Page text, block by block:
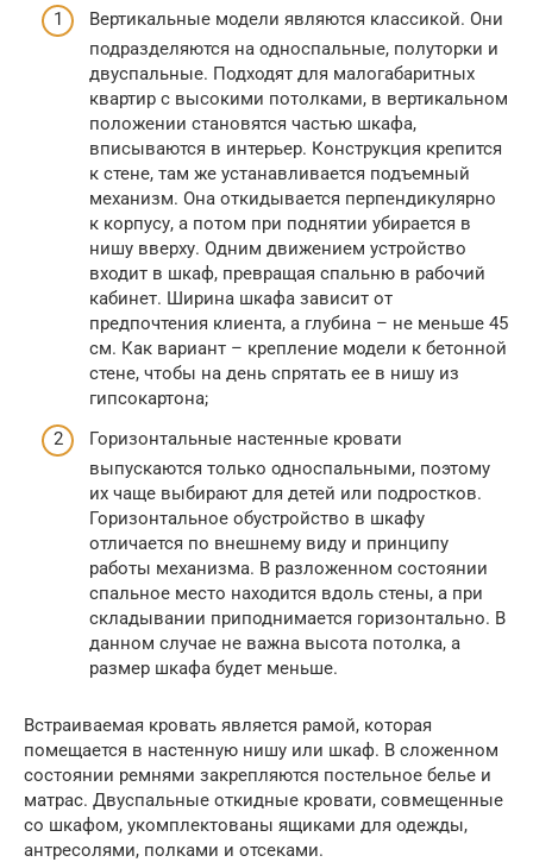
Вертикальные модели являются классикой. Они
подразделяются на односпальные, полуторки и
двуспальные. Подходят для малогабаритных
квартир с высокими потолками, в вертикальном
положении становятся частью шкафа,
вписываются в интерьер. Конструкция крепится
к стене, там же устанавливается подъемный
механизм. Она откидывается перпендикулярно
к корпусу, а потом при поднятии убирается в
нишу вверху. Одним движением устройство
входит в шкаф, превращая спальню в рабочий
кабинет. Ширина шкафа зависит от
предпочтения клиента, а глубина – не меньше 45
см. Как вариант – крепление модели к бетонной
стене, чтобы на день спрятать ее в нишу из
гипсокартона;
Горизонтальные настенные кровати
выпускаются только односпальными, поэтому
их чаще выбирают для детей или подростков.
Горизонтальное обустройство в шкафу
отличается по внешнему виду и принципу
работы механизма. В разложенном состоянии
спальное место находится вдоль стены, а при
складывании приподнимается горизонтально. В
данном случае не важна высота потолка, а
размер шкафа будет меньше.
Встраиваемая кровать является рамой, которая
помещается в настенную нишу или шкаф. В сложенном
состоянии ремнями закрепляются постельное белье и
матрас. Двуспальные откидные кровати, совмещенные
со шкафом, укомплектованы ящиками для одежды,
антресолями, полками и отсеками.